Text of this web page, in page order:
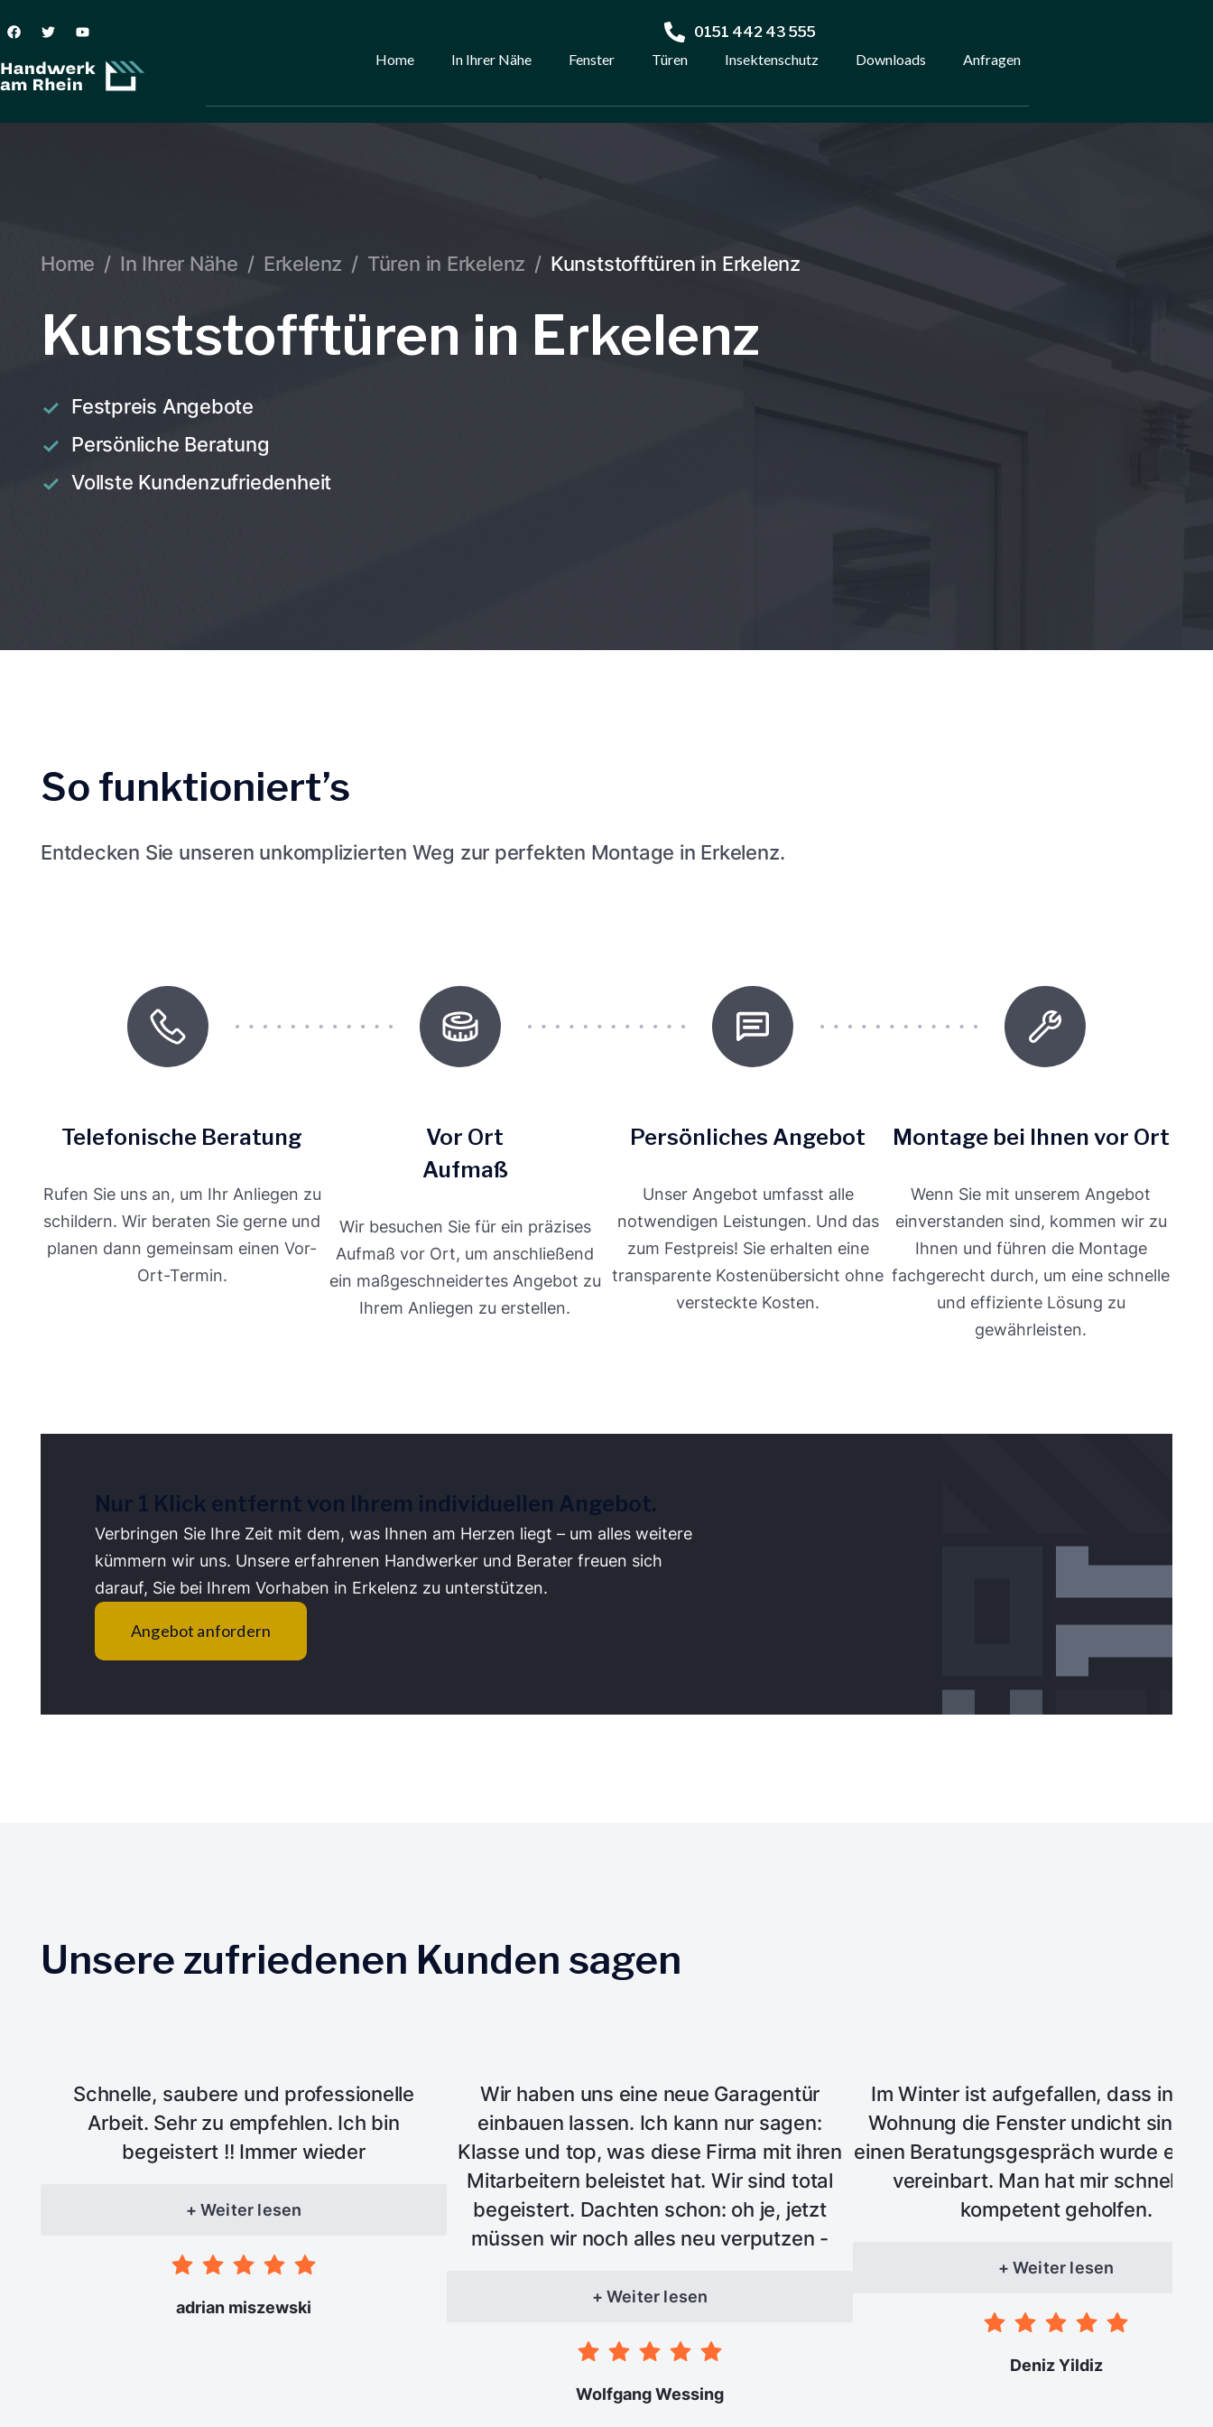
0151 442 43 555
Home
In Ihrer Nähe Fenster Türen Insektenschutz Downloads Anfragen
Home / In Ihrer Nähe / Erkelenz / Türen in Erkelenz / Kunststofftüren in Erkelenz
Kunststofftüren in Erkelenz
Festpreis Angebote
Persönliche Beratung
Vollste Kundenzufriedenheit
So funktioniert’s
Entdecken Sie unseren unkomplizierten Weg zur perfekten Montage in Erkelenz.
Telefonische Beratung
Rufen Sie uns an, um Ihr Anliegen zu
schildern. Wir beraten Sie gerne und
planen dann gemeinsam einen Vor-
Ort-Termin.
Vor Ort
Aufmaß
Wir besuchen Sie für ein präzises
Aufmaß vor Ort, um anschließend
ein maßgeschneidertes Angebot zu
Ihrem Anliegen zu erstellen.
Persönliches Angebot
Unser Angebot umfasst alle
notwendigen Leistungen. Und das
zum Festpreis! Sie erhalten eine
transparente Kostenübersicht ohne
versteckte Kosten.
Montage bei Ihnen vor Ort
Wenn Sie mit unserem Angebot
einverstanden sind, kommen wir zu
Ihnen und führen die Montage
fachgerecht durch, um eine schnelle
und effiziente Lösung zu
gewährleisten.
Nur 1 Klick entfernt von Ihrem individuellen Angebot.
Verbringen Sie Ihre Zeit mit dem, was Ihnen am Herzen liegt – um alles weitere
kümmern wir uns. Unsere erfahrenen Handwerker und Berater freuen sich
darauf, Sie bei Ihrem Vorhaben in Erkelenz zu unterstützen.
Angebot anfordern
Unsere zufriedenen Kunden sagen
Schnelle, saubere und professionelle
Arbeit. Sehr zu empfehlen. Ich bin
begeistert !! Immer wieder
+ Weiter lesen
adrian miszewski
Wir haben uns eine neue Garagentür
einbauen lassen. Ich kann nur sagen:
Klasse und top, was diese Firma mit ihren
Mitarbeitern beleistet hat. Wir sind total
begeistert. Dachten schon: oh je, jetzt
müssen wir noch alles neu verputzen -
Zufriedenheit erledigt - nochmals Top und
+ Weiter lesen
Wolfgang Wessing
Im Winter ist aufgefallen, dass in
Wohnung die Fenster undicht sind.
einen Beratungsgespräch wurde ein
vereinbart. Man hat mir schnell
kompetent geholfen.
+ Weiter lesen
Deniz Yildiz